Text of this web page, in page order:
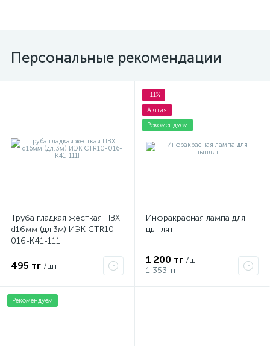
Персональные рекомендации
Труба гладкая жесткая ПВХ
d16мм (дл.3м) ИЭК CTR10-
016-K41-111I
495 тг /шт
-11%
Акция
Рекомендуем
Инфракрасная лампа для
цыплят
1 200 тг /шт
1 353 тг
Рекомендуем